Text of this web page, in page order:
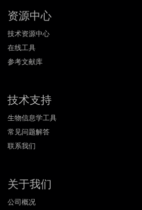
资源中心
技术资源中心
在线工具
参考文献库
技术支持
生物信息学工具
常见问题解答
联系我们
关于我们
公司概况